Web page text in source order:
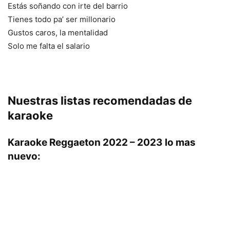
Estás soñando con irte del barrio
Tienes todo pa’ ser millonario
Gustos caros, la mentalidad
Solo me falta el salario
Nuestras listas recomendadas de
karaoke
Karaoke Reggaeton 2022 – 2023 lo mas
nuevo: